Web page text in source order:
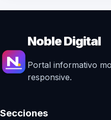
Noble Digital
Portal informativo
responsive.
Secciones